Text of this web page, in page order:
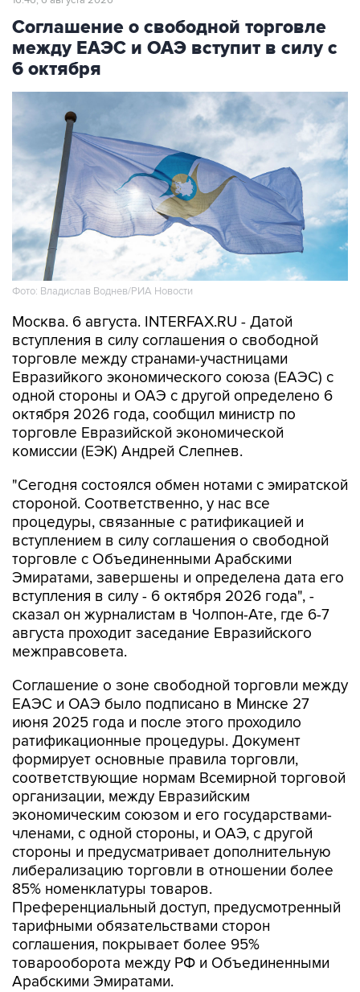
Соглашение о свободной торговле
между ЕАЭС и ОАЭ вступит в силу с
6 октября
Фото: Владислав Воднев/РИА Новости
Москва. 6 августа. INTERFAX.RU - Датой
вступления в силу соглашения о свободной
торговле между странами-участницами
Евразийкого экономического союза (ЕАЭС) с
одной стороны и ОАЭ с другой определено 6
октября 2026 года, сообщил министр по
торговле Евразийской экономической
комиссии (ЕЭК) Андрей Слепнев.
"Сегодня состоялся обмен нотами с эмиратской
стороной. Соответственно, у нас все
процедуры, связанные с ратификацией и
вступлением в силу соглашения о свободной
торговле с Объединенными Арабскими
Эмиратами, завершены и определена дата его
вступления в силу - 6 октября 2026 года", -
сказал он журналистам в Чолпон-Ате, где 6-7
августа проходит заседание Евразийского
межправсовета.
Соглашение о зоне свободной торговли между
ЕАЭС и ОАЭ было подписано в Минске 27
июня 2025 года и после этого проходило
ратификационные процедуры. Документ
формирует основные правила торговли,
соответствующие нормам Всемирной торговой
организации, между Евразийским
экономическим союзом и его государствами-
членами, с одной стороны, и ОАЭ, с другой
стороны и предусматривает дополнительную
либерализацию торговли в отношении более
85% номенклатуры товаров.
Преференциальный доступ, предусмотренный
тарифными обязательствами сторон
соглашения, покрывает более 95%
товарооборота между РФ и Объединенными
Арабскими Эмиратами.